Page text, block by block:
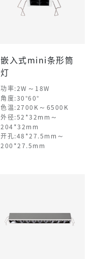
嵌入式mini条形筒
灯
功率:2W ～ 18W
角度:30°60°
色温:2700K ～ 6500K
外径:52*32mm ～
204*32mm
开孔:48*27.5mm ～
200*27.5mm